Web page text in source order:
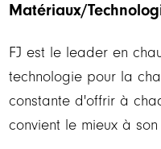
Matériaux/
FJ est le leader en
technologie pour la
constante d'offrir à
convient le mieux à